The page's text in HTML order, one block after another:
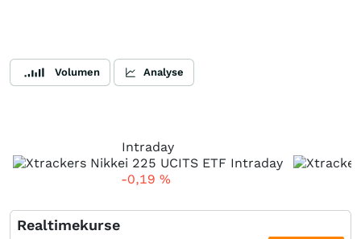
Volumen Analyse
Intraday
-0,19 %
Realtimekurse